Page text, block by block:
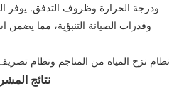
ودرجة الحرارة وظروف التدفق. يوفر
وقدرات الصيانة التنبؤية، مما يضمن
4. نتائج